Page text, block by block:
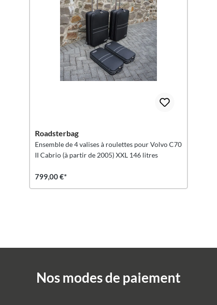
Roadsterbag
Ensemble de 4 valises à roulettes pour Volvo C70
II Cabrio (à partir de 2005) XXL 146 litres
799,00 €*
Nos modes de paiement